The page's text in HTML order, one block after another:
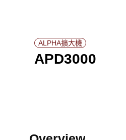
ALPHA擴大機
APD3000